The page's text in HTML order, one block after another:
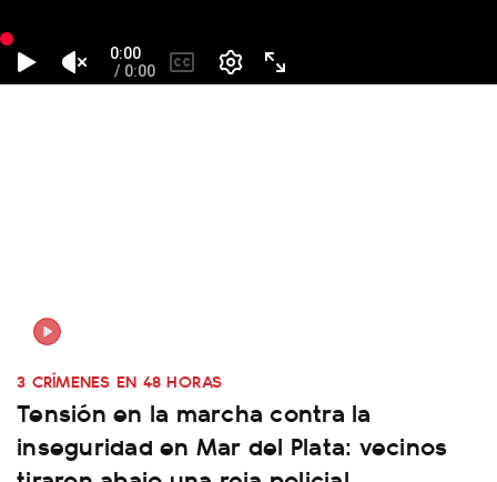
3 CRÍMENES EN 48 HORAS
Tensión en la marcha contra la
inseguridad en Mar del Plata: vecinos